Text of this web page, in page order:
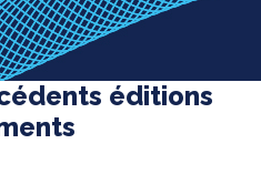
éditions